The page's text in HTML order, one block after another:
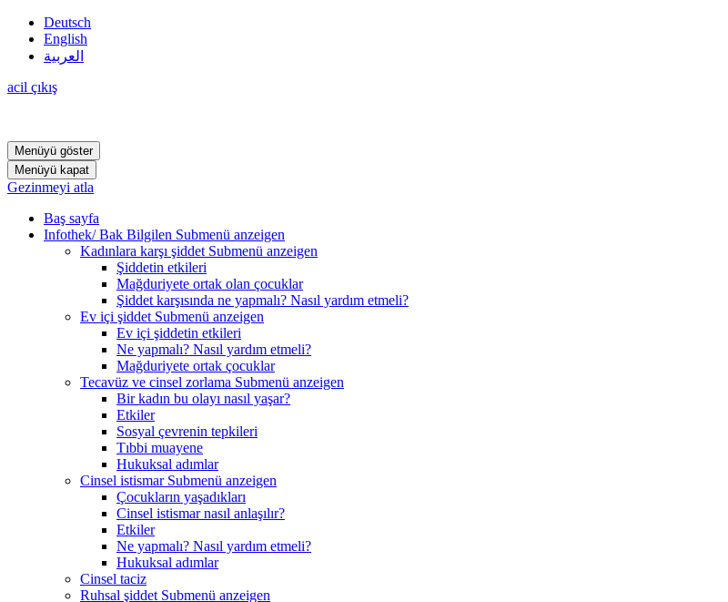
Deutsch
English
العربية
acil çıkış
Menüyü göster
Menüyü kapat
Gezinmeyi atla
Baş sayfa
Infothek/ Bak Bilgilen Submenü anzeigen
Kadınlara karşı şiddet Submenü anzeigen
Şiddetin etkileri
Mağduriyete ortak olan çocuklar
Şiddet karşısında ne yapmalı? Nasıl yardım etmeli?
Ev içi şiddet Submenü anzeigen
Ev içi şiddetin etkileri
Ne yapmalı? Nasıl yardım etmeli?
Mağduriyete ortak çocuklar
Tecavüz ve cinsel zorlama Submenü anzeigen
Bir kadın bu olayı nasıl yaşar?
Etkiler
Sosyal çevrenin tepkileri
Tıbbi muayene
Hukuksal adımlar
Cinsel istismar Submenü anzeigen
Çocukların yaşadıkları
Cinsel istismar nasıl anlaşılır?
Etkiler
Ne yapmalı? Nasıl yardım etmeli?
Hukuksal adımlar
Cinsel taciz
Ruhsal şiddet Submenü anzeigen